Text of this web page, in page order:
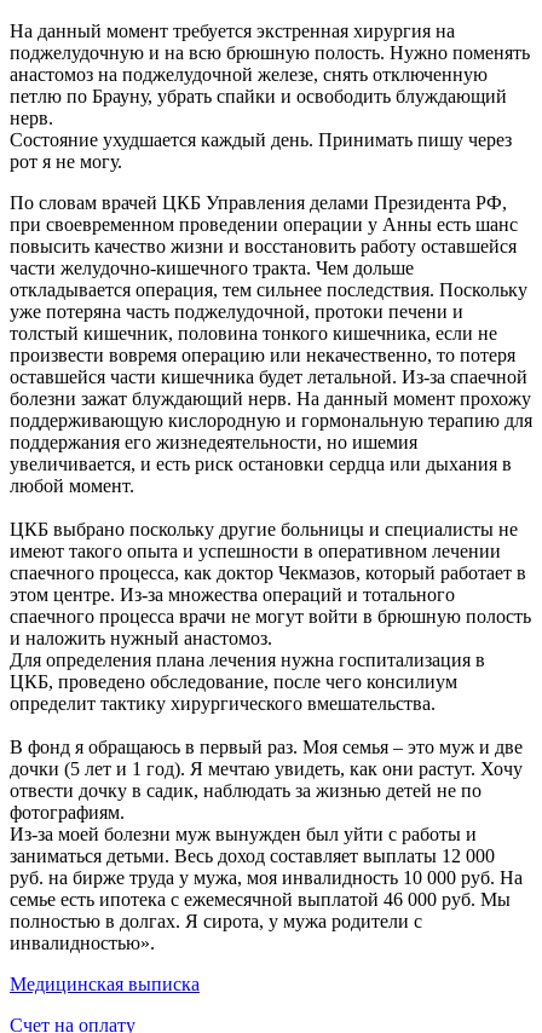
На данный момент требуется экстренная хирургия на
поджелудочную и на всю брюшную полость. Нужно поменять
анастомоз на поджелудочной железе, снять отключенную
петлю по Брауну, убрать спайки и освободить блуждающий
нерв.
Состояние ухудшается каждый день. Принимать пишу через
рот я не могу.
По словам врачей ЦКБ Управления делами Президента РФ,
при своевременном проведении операции у Анны есть шанс
повысить качество жизни и восстановить работу оставшейся
части желудочно-кишечного тракта. Чем дольше
откладывается операция, тем сильнее последствия. Поскольку
уже потеряна часть поджелудочной, протоки печени и
толстый кишечник, половина тонкого кишечника, если не
произвести вовремя операцию или некачественно, то потеря
оставшейся части кишечника будет летальной. Из-за спаечной
болезни зажат блуждающий нерв. На данный момент прохожу
поддерживающую кислородную и гормональную терапию для
поддержания его жизнедеятельности, но ишемия
увеличивается, и есть риск остановки сердца или дыхания в
любой момент.
ЦКБ выбрано поскольку другие больницы и специалисты не
имеют такого опыта и успешности в оперативном лечении
спаечного процесса, как доктор Чекмазов, который работает в
этом центре. Из-за множества операций и тотального
спаечного процесса врачи не могут войти в брюшную полость
и наложить нужный анастомоз.
Для определения плана лечения нужна госпитализация в
ЦКБ, проведено обследование, после чего консилиум
определит тактику хирургического вмешательства.
В фонд я обращаюсь в первый раз. Моя семья – это муж и две
дочки (5 лет и 1 год). Я мечтаю увидеть, как они растут. Хочу
отвести дочку в садик, наблюдать за жизнью детей не по
фотографиям.
Из-за моей болезни муж вынужден был уйти с работы и
заниматься детьми. Весь доход составляет выплаты 12 000
руб. на бирже труда у мужа, моя инвалидность 10 000 руб. На
семье есть ипотека с ежемесячной выплатой 46 000 руб. Мы
полностью в долгах. Я сирота, у мужа родители с
инвалидностью».
Медицинская выписка
Счет на оплату